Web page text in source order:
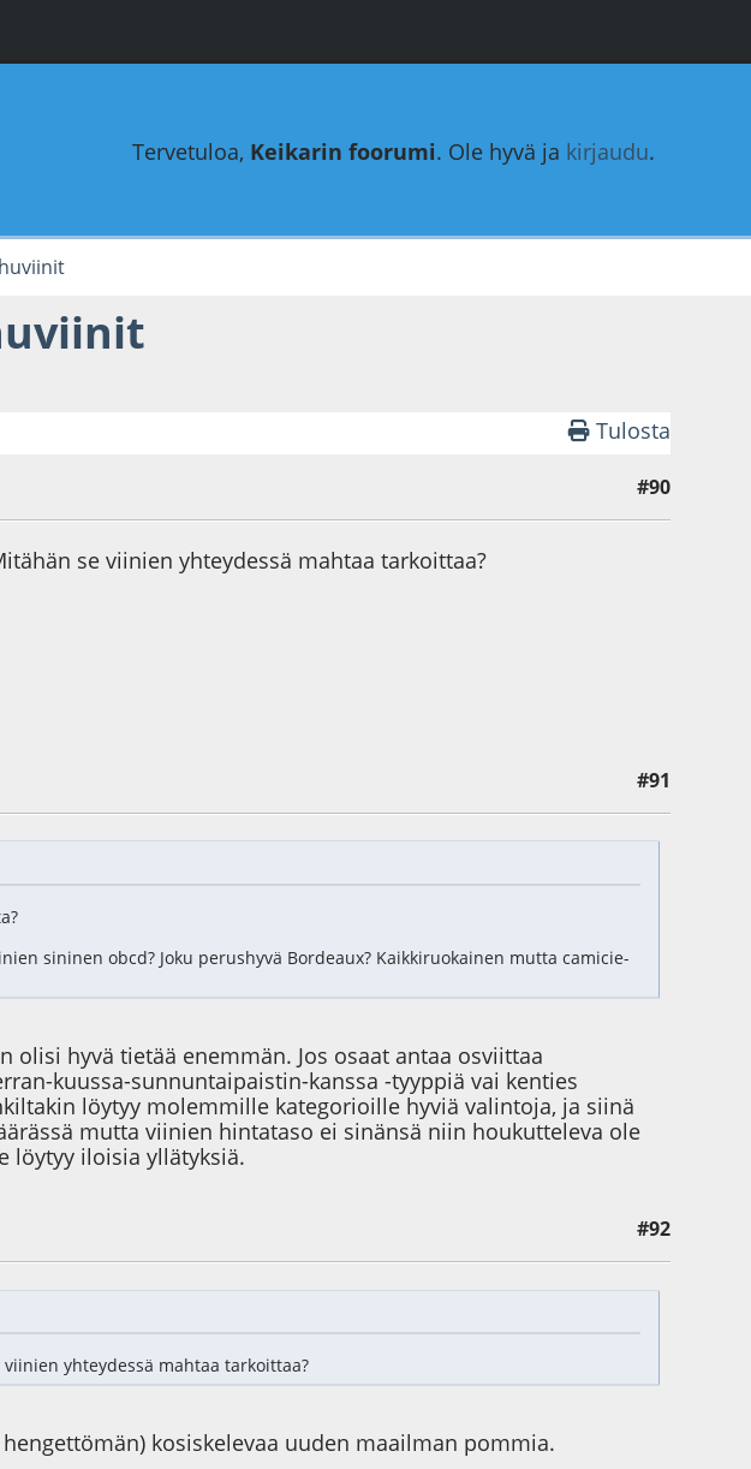
Tervetuloa, Keikarin foorumi. Ole hyvä ja kirjaudu.
Tulosta
#90
se viinien yhteydessä mahtaa tarkoittaa?
#91
sininen obcd? Joku perushyvä Bordeaux? Kaikkiruokainen mutta camicie-
hyvä tietää enemmän. Jos osaat antaa osviittaa
kuussa-sunnuntaipaistin-kanssa -tyyppiä vai kenties
löytyy molemmille kategorioille hyviä valintoja, ja siinä
mutta viinien hintataso ei sinänsä niin houkutteleva ole
löytyy iloisia yllätyksiä.
#92
yhteydessä mahtaa tarkoittaa?
kosiskelevaa uuden maailman pommia.